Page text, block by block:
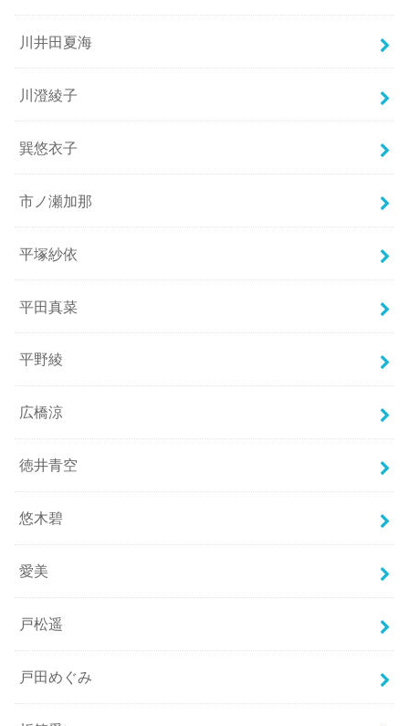
川井田夏海
川澄綾子
巽悠衣子
市ノ瀬加那
平塚紗依
平田真菜
平野綾
広橋涼
徳井青空
悠木碧
愛美
戸松遥
戸田めぐみ